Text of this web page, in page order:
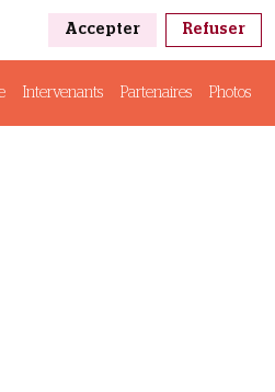
Intervenants Partenaires Photos
Accepter Refuser